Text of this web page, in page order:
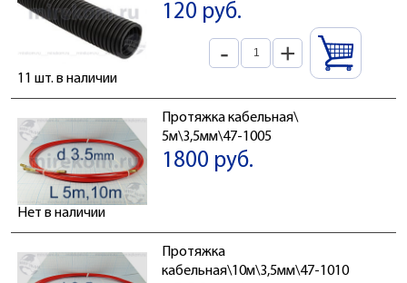
120 руб.
- +
11 шт. в наличии
Протяжка кабельная\
5м\3,5мм\47-1005
1800 руб.
Нет в наличии
Протяжка
кабельная\10м\3,5мм\47-1010